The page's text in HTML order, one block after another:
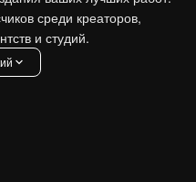
среди креаторов,
и студий.